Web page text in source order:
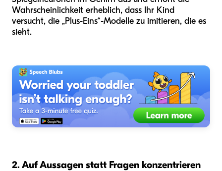
Wahrscheinlichkeit erheblich, dass Ihr Kind
versucht, die „Plus-Eins“-Modelle zu imitieren, die es
sieht.
2. Auf Aussagen statt Fragen konzentrieren